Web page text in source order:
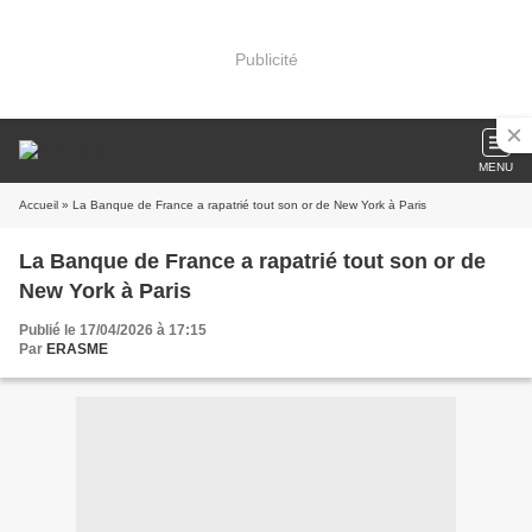
Publicité
MENU
Accueil » La Banque de France a rapatrié tout son or de New York à Paris
La Banque de France a rapatrié tout son or de
New York à Paris
Publié le 17/04/2026 à 17:15
Par ERASME